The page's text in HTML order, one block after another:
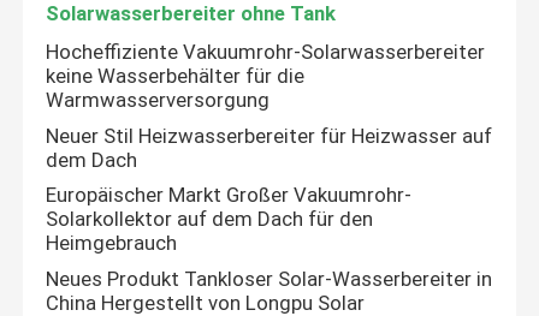
Über uns
Werksbesichtigung
Qualitätskontrolle
Kontakt mit uns
Solarwasserbereiter ohne Tank
Hocheffiziente Vakuumrohr-Solarwasserbereiter
keine Wasserbehälter für die
Warmwasserversorgung
Neuer Stil Heizwasserbereiter für Heizwasser auf
dem Dach
Europäischer Markt Großer Vakuumrohr-
Solarkollektor auf dem Dach für den
Heimgebrauch
Neues Produkt Tankloser Solar-Wasserbereiter in
China Hergestellt von Longpu Solar